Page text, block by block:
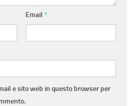
Email *
e sito web in questo browser per